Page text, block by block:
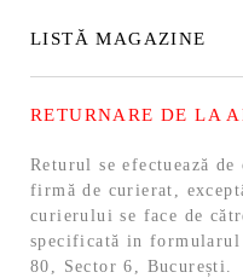
LISTĂ MAGAZINE
RETURNARE DE LA
Returul se efectuează
firmă de curierat,
curierului se face de
specificată in
80, Sector 6, București.